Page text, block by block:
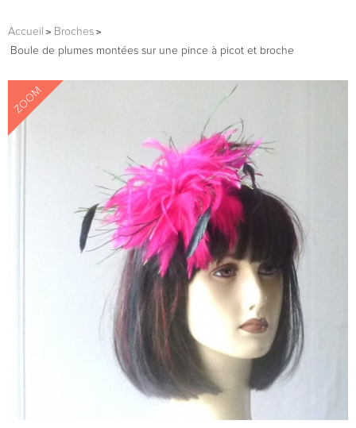
Accueil
Broches
Boule de plumes montées sur une pince à picot et broche
ZOOM